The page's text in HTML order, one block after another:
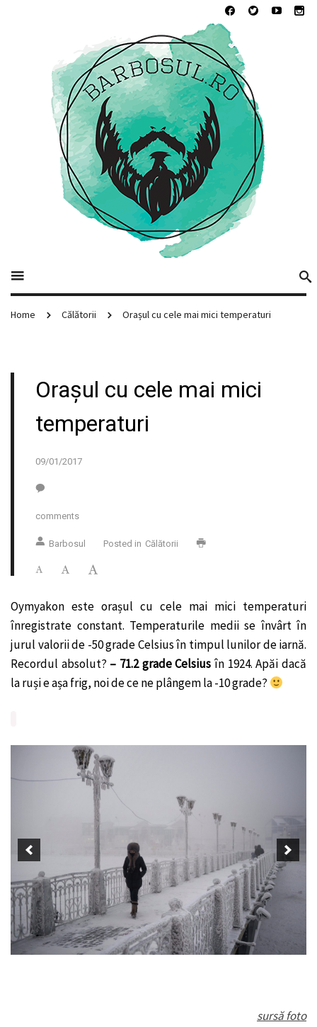
Home Călătorii Orașul cu cele mai mici temperaturi
Orașul cu cele mai mici
temperaturi
09/01/2017
comments
Barbosul Posted in Călătorii
Oymyakon este orașul cu cele mai mici temperaturi
înregistrate constant. Temperaturile medii se învârt în
jurul valorii de -50 grade Celsius în timpul lunilor de iarnă.
Recordul absolut? – 71.2 grade Celsius în 1924. Apăi dacă
la ruși e așa frig, noi de ce ne plângem la -10 grade?
sursă foto